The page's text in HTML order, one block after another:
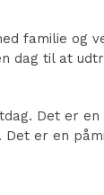
familie og
dag til at
Det er
er en